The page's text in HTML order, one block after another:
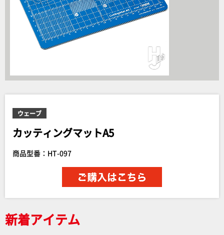
ウェーブ
カッティングマットA5
商品型番：HT-097
新着アイテム